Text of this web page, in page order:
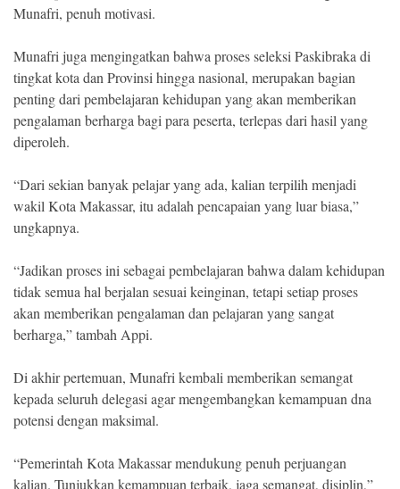
Munafri, penuh motivasi.
Munafri juga mengingatkan bahwa proses seleksi Paskibraka di
tingkat kota dan Provinsi hingga nasional, merupakan bagian
penting dari pembelajaran kehidupan yang akan memberikan
pengalaman berharga bagi para peserta, terlepas dari hasil yang
diperoleh.
“Dari sekian banyak pelajar yang ada, kalian terpilih menjadi
wakil Kota Makassar, itu adalah pencapaian yang luar biasa,”
ungkapnya.
“Jadikan proses ini sebagai pembelajaran bahwa dalam kehidupan
tidak semua hal berjalan sesuai keinginan, tetapi setiap proses
akan memberikan pengalaman dan pelajaran yang sangat
berharga,” tambah Appi.
Di akhir pertemuan, Munafri kembali memberikan semangat
kepada seluruh delegasi agar mengembangkan kemampuan dna
potensi dengan maksimal.
“Pemerintah Kota Makassar mendukung penuh perjuangan
kalian. Tunjukkan kemampuan terbaik, jaga semangat, disiplin,”